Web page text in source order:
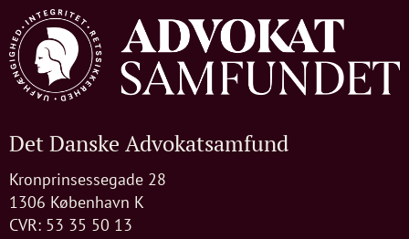
Det Danske Advokatsamfund
Kronprinsessegade 28
1306 København K
CVR: 53 35 50 13